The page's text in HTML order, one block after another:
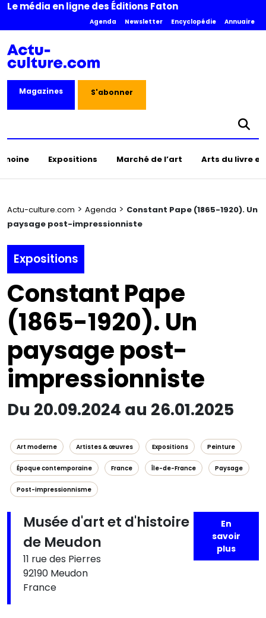
Le média en ligne des Éditions Faton
Agenda Newsletter Encyclopédie Annuaire
Magazines S'abonner
Expositions Marché de l’art Arts du livre
Actu-culture.com > Agenda > Constant Pape (1865-1920). Un
paysage post-impressionniste
Expositions
Constant Pape
(1865-1920). Un
paysage post-
impressionniste
Du 20.09.2024 au 26.01.2025
Art moderne Artistes & œuvres Expositions Peinture
Époque contemporaine France Île-de-France Paysage
Post-impressionnisme
Musée d'art et d'histoire
de Meudon
11 rue des Pierres
92190 Meudon
France
En
savoir
plus